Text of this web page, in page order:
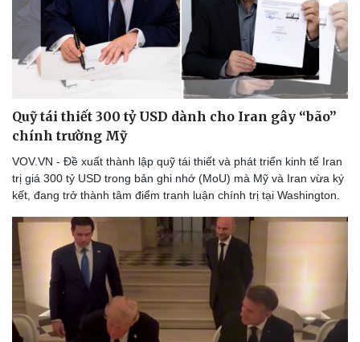
Thể thao
Bóng đá
Lịch thi đấu bóng đá
Thế giới thể thao
eSports
Hậu trường
Ô tô - Xe máy
Ô tô
Xe máy
Tư vấn
Quỹ tái thiết 300 tỷ USD dành cho Iran gây “bão”
chính trường Mỹ
VOV.VN - Đề xuất thành lập quỹ tái thiết và phát triển kinh tế Iran
trị giá 300 tỷ USD trong bản ghi nhớ (MoU) mà Mỹ và Iran vừa ký
kết, đang trở thành tâm điểm tranh luận chính trị tại Washington.